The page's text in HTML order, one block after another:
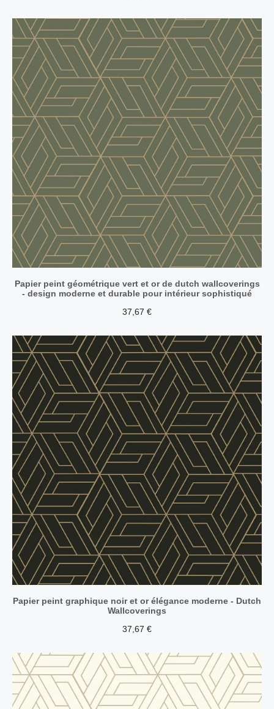
Papier peint géométrique vert et or de dutch wallcoverings
- design moderne et durable pour intérieur sophistiqué
37,67 €
Papier peint graphique noir et or élégance moderne - Dutch
Wallcoverings
37,67 €